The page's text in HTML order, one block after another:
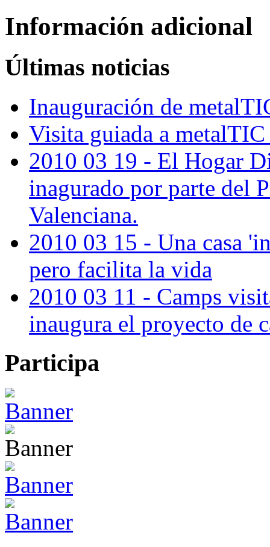
Información adicional
Últimas noticias
Inauguración de
Visita guiada a
2010 03 19 - El Hogar
inagurado por parte del
Valenciana.
2010 03 15 - Una casa
pero facilita la vida
2010 03 11 - Camps
inaugura el proyecto de
Participa